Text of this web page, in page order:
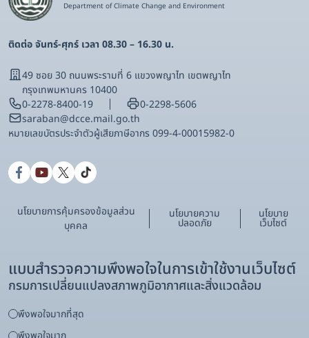
Department of Climate Change and Environment
ติดต่อ จันทร์-ศุกร์ เวลา 08.30 – 16.30 น.
49 ซอย 30 ถนนพระรามที่ 6 แขวงพญาไท เขตพญาไท
กรุงเทพมหานคร 10400
0-2278-8400-19
0-2298-5606
saraban@dcce.mail.go.th
หมายเลขบัตรประจําตัวผู้เสียภาษีอากร 099-4-00015982-0
นโยบายการคุ้มครองข้อมูลส่วน
บุคคล
นโยบายความ
ปลอดภัย
นโยบาย
เว็บไซต์
แบบสำรวจความพึงพอใจในการเข้าใช้งานเว็บไซต์
กรมการเปลี่ยนแปลงสภาพภูมิอากาศและสิ่งแวดล้อม
พึงพอใจมากที่สุด